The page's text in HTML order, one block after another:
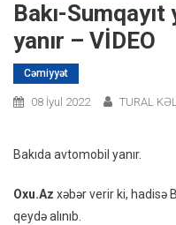
Bakı-
yanır – VİDEO
Cəmiyyət
08 İyul 2022 TURAL
Bakıda avtomobil yanır.
Oxu.Az xəbər verir ki, hadisə
qeydə alınıb.